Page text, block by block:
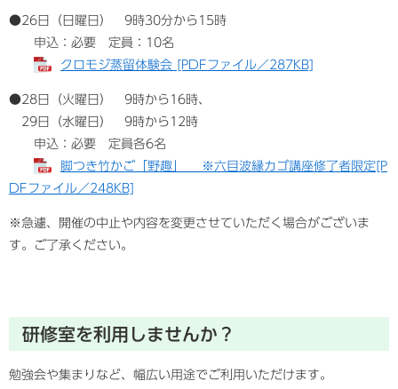
●26日（日曜日） 9時30分から15時
申込：必要 定員：10名
クロモジ蒸留体験会 [PDFファイル／287KB]
●28日（火曜日） 9時から16時、
29日（水曜日） 9時から12時
申込：必要 定員各6名
脚つき竹かご「野趣」 ※六目波縁カゴ講座修了者限定[P
DFファイル／248KB]
※急遽、開催の中止や内容を変更させていただく場合がございま
す。ご了承ください。
研修室を利用しませんか？
勉強会や集まりなど、幅広い用途でご利用いただけます。